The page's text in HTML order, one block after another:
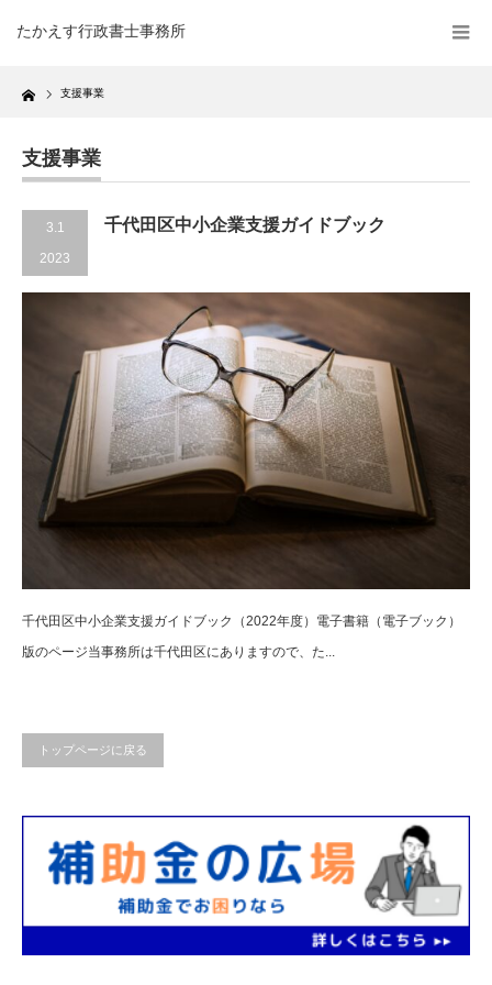
たかえす行政書士事務所
Home 支援事業
支援事業
3.1
2023
千代田区中小企業支援ガイドブック
千代田区中小企業支援ガイドブック（2022年度）電子書籍（電子ブック）
版のページ当事務所は千代田区にありますので、た...
トップページに戻る